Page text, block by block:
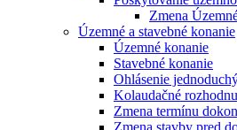
Zmena
Územné a stavebné konanie
Územné konanie
Stavebné konanie
Ohlásenie
Kolaudačné
Zmena termínu
Zmena stavby pred